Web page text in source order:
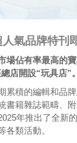
氣品牌特刊
場佔有率最高的
店開設“玩具店”。
累積的編輯和品
籍雜誌範疇、
年推出了全新
各類活動。